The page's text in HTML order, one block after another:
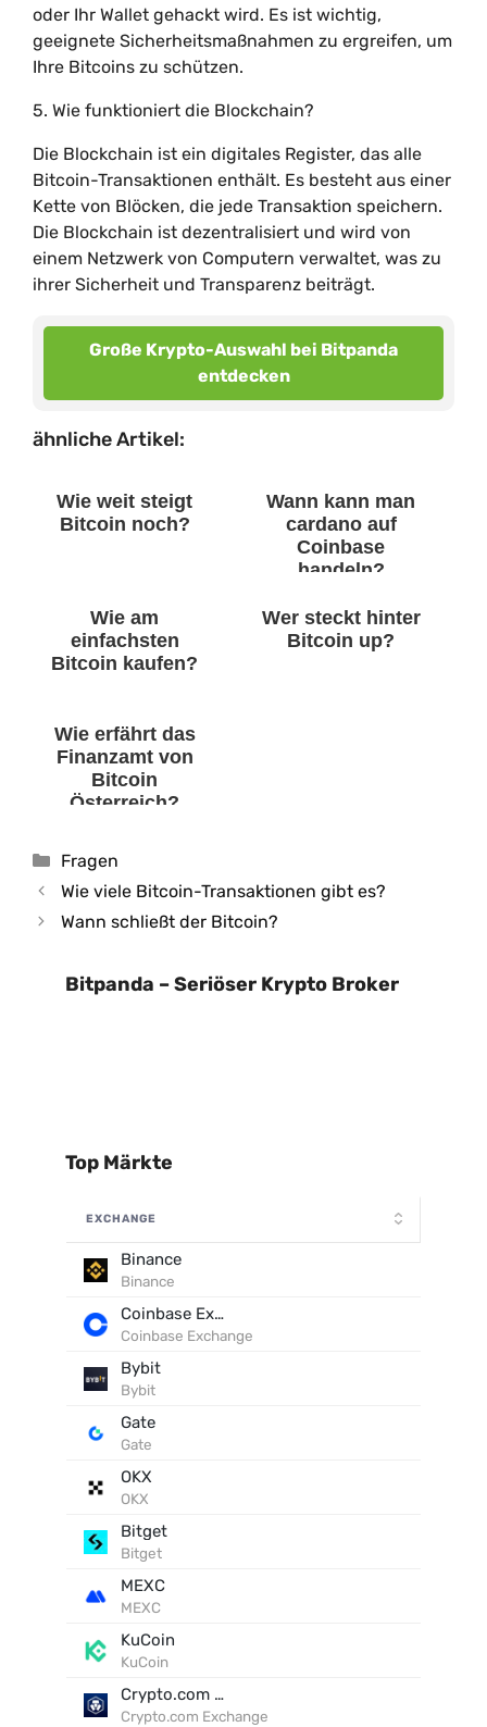
oder Ihr Wallet gehackt wird. Es ist wichtig,
geeignete Sicherheitsmaßnahmen zu ergreifen, um
Ihre Bitcoins zu schützen.
5. Wie funktioniert die Blockchain?
Die Blockchain ist ein digitales Register, das alle
Bitcoin-Transaktionen enthält. Es besteht aus einer
Kette von Blöcken, die jede Transaktion speichern.
Die Blockchain ist dezentralisiert und wird von
einem Netzwerk von Computern verwaltet, was zu
ihrer Sicherheit und Transparenz beiträgt.
Große Krypto-Auswahl bei Bitpanda
entdecken
ähnliche Artikel:
Wie weit steigt
Bitcoin noch?
Wann kann man
cardano auf
Coinbase
handeln?
Wie am
einfachsten
Bitcoin kaufen?
Wer steckt hinter
Bitcoin up?
Wie erfährt das
Finanzamt von
Bitcoin
Österreich?
Kategorien
Fragen
Wie viele Bitcoin-Transaktionen gibt es?
Wann schließt der Bitcoin?
Bitpanda – Seriöser Krypto Broker
Top Märkte
EXCHANGE
Binance
Binance
Coinbase Exchange
Coinbase Exchange
Bybit
Bybit
Gate
Gate
OKX
OKX
Bitget
Bitget
MEXC
MEXC
KuCoin
KuCoin
Crypto.com Exchange
Crypto.com Exchange